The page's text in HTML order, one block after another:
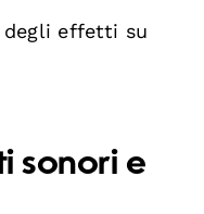
effetti su
sonori e